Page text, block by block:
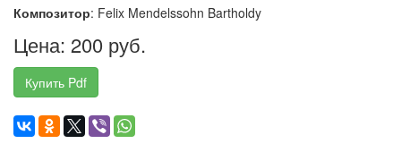
Композитор: Felix Mendelssohn Bartholdy
Цена: 200 руб.
Купить Pdf